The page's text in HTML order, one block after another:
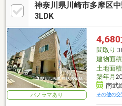
神奈川県川崎市多摩区
3LDK
パノラマあり
4,680
間取り
建物面積
土地面積
築年月
南武
その他の交